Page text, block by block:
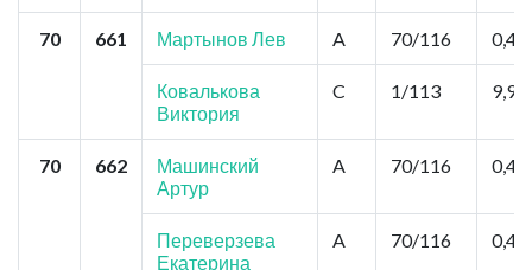
70 661 Мартынов Лев A 70/116 0,44
Ковалькова
Виктория
C 1/113 9,9
70 662
Машинский
Артур
A 70/116 0,44
Переверзева
Екатерина
A 70/116 0,44